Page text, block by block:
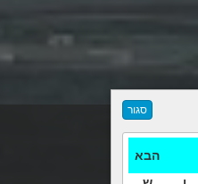
הבא